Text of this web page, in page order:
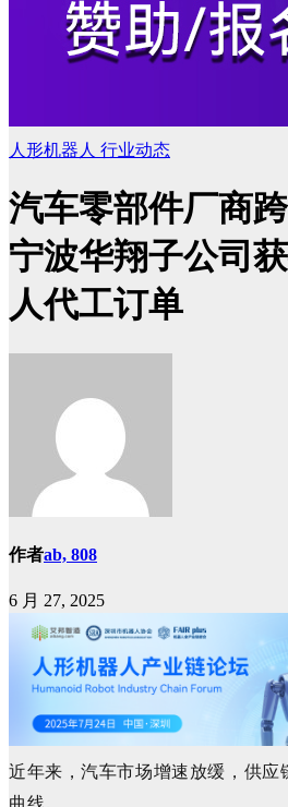
人形机器人 行业动态
汽车零部件厂商
宁波华翔子公司
人代工订单
作者ab, 808
6 月 27, 2025
近年来，汽车市场增速放缓，供应